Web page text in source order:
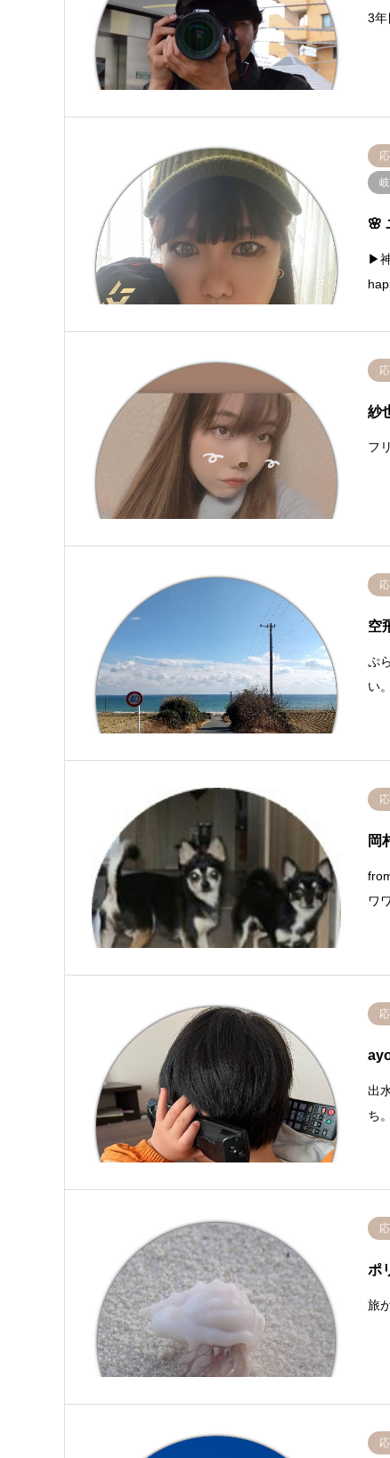
3年
🌸
▶︎
紗
フ
空
ぷ
い
岡
ワ
出
ち
ポ
旅